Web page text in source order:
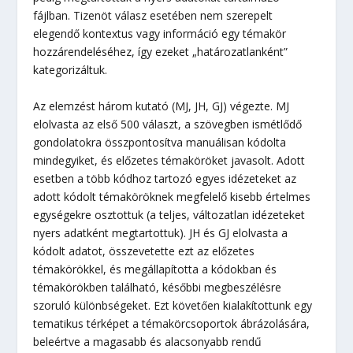
fájlban. Tizenöt válasz esetében nem szerepelt
elegendő kontextus vagy információ egy témakör
hozzárendeléséhez, így ezeket „határozatlanként”
kategorizáltuk.
Az elemzést három kutató (MJ, JH, GJ) végezte. MJ
elolvasta az első 500 választ, a szövegben ismétlődő
gondolatokra összpontosítva manuálisan kódolta
mindegyiket, és előzetes témaköröket javasolt. Adott
esetben a több kódhoz tartozó egyes idézeteket az
adott kódolt témaköröknek megfelelő kisebb értelmes
egységekre osztottuk (a teljes, változatlan idézeteket
nyers adatként megtartottuk). JH és GJ elolvasta a
kódolt adatot, összevetette ezt az előzetes
témakörökkel, és megállapította a kódokban és
témakörökben található, későbbi megbeszélésre
szoruló különbségeket. Ezt követően kialakítottunk egy
tematikus térképet a témakörcsoportok ábrázolására,
beleértve a magasabb és alacsonyabb rendű